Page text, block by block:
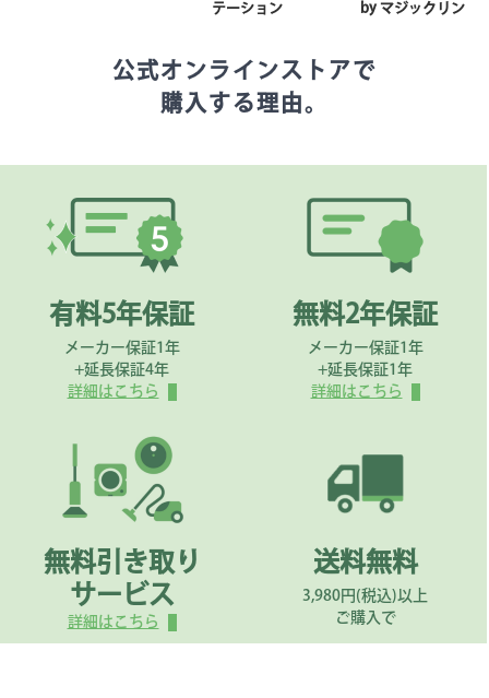
テーション
by マジックリン
公式オンラインストアで
購入する理由。
有料5年保証
メーカー保証1年
+延長保証4年
詳細はこちら
無料2年保証
メーカー保証1年
+延長保証1年
詳細はこちら
無料引き取り
サービス
詳細はこちら
送料無料
3,980円(税込)以上
ご購入で